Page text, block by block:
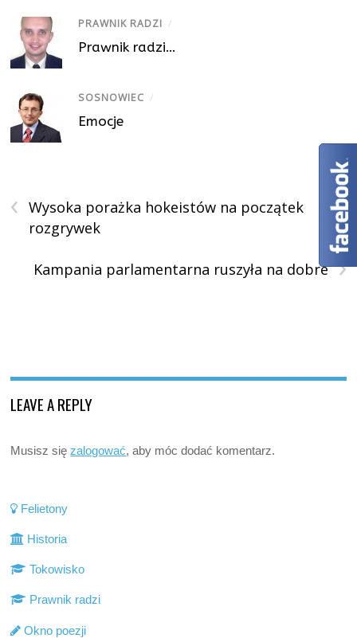
PRAWNIK RADZI /
Prawnik radzi…
SOSNOWIEC /
Emocje
‹
Wysoka porażka hokeistów na początek
rozgrywek
›
Kampania parlamentarna ruszyła na dobre
LEAVE A REPLY
Musisz sięzalogować, aby móc dodać komentarz.
Felietony
Historia
Tokowisko
Prawnik radzi
Okno poezji